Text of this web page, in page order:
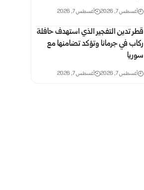
أغسطس 7, 2026 أغسطس 7, 2026
قطر تدين التفجير الذي استهدف حافلة
ركاب في جرمانا وتؤكد تضامنها مع
‏سوريا
أغسطس 7, 2026 أغسطس 7, 2026